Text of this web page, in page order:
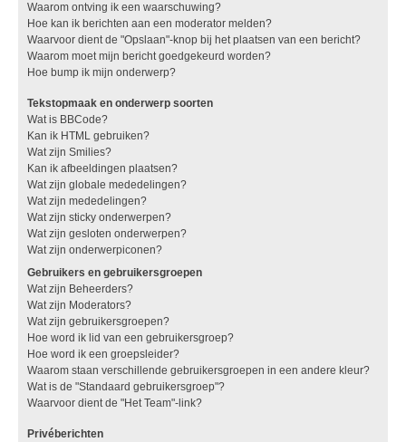
Waarom ontving ik een waarschuwing?
Hoe kan ik berichten aan een moderator melden?
Waarvoor dient de "Opslaan"-knop bij het plaatsen van een bericht?
Waarom moet mijn bericht goedgekeurd worden?
Hoe bump ik mijn onderwerp?
Tekstopmaak en onderwerp soorten
Wat is BBCode?
Kan ik HTML gebruiken?
Wat zijn Smilies?
Kan ik afbeeldingen plaatsen?
Wat zijn globale mededelingen?
Wat zijn mededelingen?
Wat zijn sticky onderwerpen?
Wat zijn gesloten onderwerpen?
Wat zijn onderwerpiconen?
Gebruikers en gebruikersgroepen
Wat zijn Beheerders?
Wat zijn Moderators?
Wat zijn gebruikersgroepen?
Hoe word ik lid van een gebruikersgroep?
Hoe word ik een groepsleider?
Waarom staan verschillende gebruikersgroepen in een andere kleur?
Wat is de "Standaard gebruikersgroep"?
Waarvoor dient de "Het Team"-link?
Privéberichten